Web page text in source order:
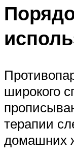
широкого
терапии
домашних